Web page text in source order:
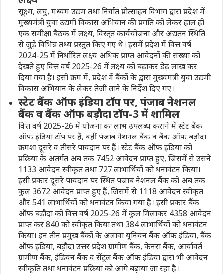
सूक्ष्म, लघु, मध्यम उद्यम तथा निर्यात प्रोत्साहन विभाग द्वारा प्रदेश में
मुख्यमंत्री युवा उद्यमी विकास अभियान की प्रगति को लेकर हाल ही
एक समीक्षा बैठक में लक्ष्य, विस्तृत कार्ययोजना और अद्यतन स्थिति
से जुड़े विभिन्न तथ्य प्रस्तुत किए गए थे। इसमें प्रदेश में वित्त वर्ष
2024-25 में निर्धारित लक्ष्य अधिक प्राप्त आवेदनों की संख्या को
देखते हुए वित्त वर्ष 2025-26 में लक्ष्य को बढ़ाकर डेढ़ लाख कर
दिया गया है। इसी क्रम में, प्रदेश में बैंकों के द्वारा मुख्यमंत्री युवा उद्यमी
विकास अभियान के लेकर तेजी लाने के निर्देश दिए गए।
स्टेट बैंक ऑफ इंडिया टॉप पर, पंजाब नेशनल
बैंक व बैंक ऑफ बड़ौदा टॉप-3 में शामिल
वित्त वर्ष 2025-26 में योजना का लाभ उपलब्ध कराने में स्टेट बैंक
ऑफ इंडिया टॉप पर हैं, वहीं पंजाब नेशनल बैंक व बैंक ऑफ बड़ौदा
क्रमशः दूसरे व तीसरे पायदान पर हैं। स्टेट बैंक ऑफ इंडिया को
प्रक्रिया के अंतर्गत अब तक 7452 आवेदन प्राप्त हुए, जिसमें से उसने
1133 आवेदन स्वीकृत तथा 727 लाभार्थियों को धनावंटन किया।
इसी प्रकार दूसरे पायदान पर स्थित पंजाब नेशनल बैंक को अब तक
कुल 3672 आवेदन प्राप्त हुए हैं, जिसमें से 1118 आवेदन स्वीकृत
और 541 लाभार्थियों को धनावंटन किया गया है। इसी प्रकार बैंक
ऑफ बड़ौदा को वित्त वर्ष 2025-26 में कुल मिलाकर 4358 आवेदन
प्राप्त कर 840 को स्वीकृत किया तथा 384 लाभार्थियों को धनावंटन
किया। इन तीन प्रमुख बैंकों के अलावा यूनियन बैंक ऑफ इंडिया, बैंक
ऑफ इंडिया, बड़ौदा उत्तर प्रदेश ग्रामीण बैंक, केनरा बैंक, आर्यावर्त
ग्रामीण बैंक, इंडियन बैंक व सेंट्रल बैंक ऑफ इंडिया द्वारा भी आवेदन
स्वीकृति तथा धनावंटन प्रक्रिया को आगे बढ़ाया जा रहा है।